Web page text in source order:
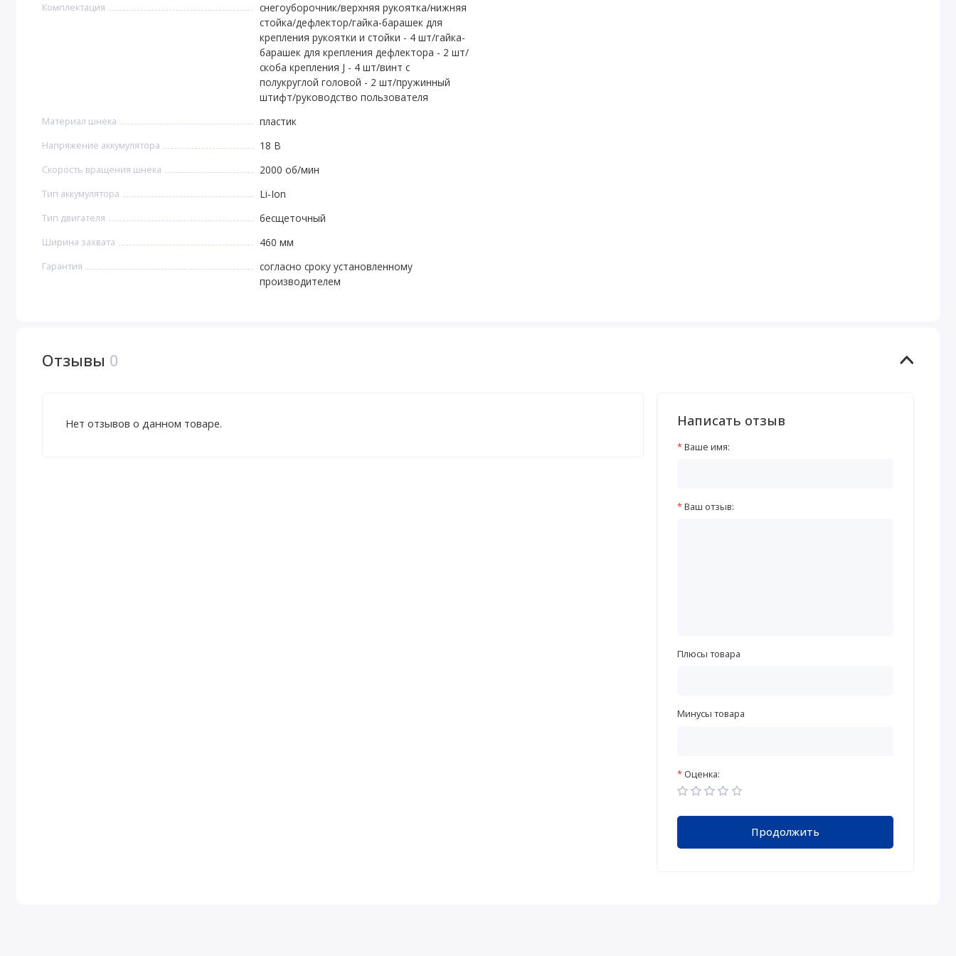
Комплектация
снегоуборочник/верхняя рукоятка/нижняя
стойка/дефлектор/гайка-барашек для
крепления рукоятки и стойки - 4 шт/гайка-
барашек для крепления дефлектора - 2 шт/
скоба крепления J - 4 шт/винт с
полукруглой головой - 2 шт/пружинный
штифт/руководство пользователя
Материал шнека пластик
Напряжение аккумулятора 18 В
Скорость вращения шнека 2000 об/мин
Тип аккумулятора Li-Ion
Тип двигателя бесщеточный
Ширина захвата 460 мм
Гарантия
согласно сроку установленному
производителем
Отзывы 0
Нет отзывов о данном товаре. Написать отзыв
Ваше имя:
Ваш отзыв:
Плюсы товара
Минусы товара
Оценка:
Продолжить